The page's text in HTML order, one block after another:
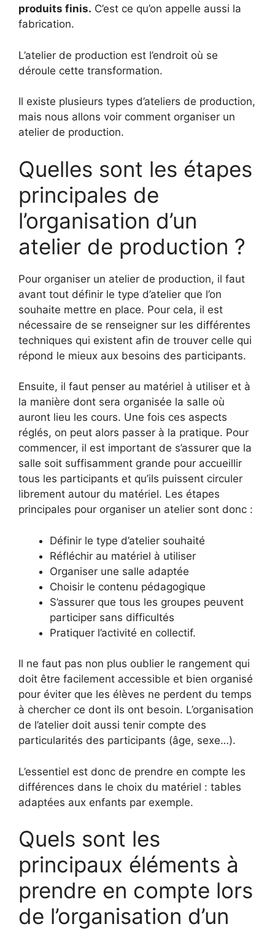
produits finis. C’est ce qu’on appelle aussi la
fabrication.
L’atelier de production est l’endroit où se
déroule cette transformation.
Il existe plusieurs types d’ateliers de production,
mais nous allons voir comment organiser un
atelier de production.
Quelles sont les étapes
principales de
l’organisation d’un
atelier de production ?
Pour organiser un atelier de production, il faut
avant tout définir le type d’atelier que l’on
souhaite mettre en place. Pour cela, il est
nécessaire de se renseigner sur les différentes
techniques qui existent afin de trouver celle qui
répond le mieux aux besoins des participants.
Ensuite, il faut penser au matériel à utiliser et à
la manière dont sera organisée la salle où
auront lieu les cours. Une fois ces aspects
réglés, on peut alors passer à la pratique. Pour
commencer, il est important de s’assurer que la
salle soit suffisamment grande pour accueillir
tous les participants et qu’ils puissent circuler
librement autour du matériel. Les étapes
principales pour organiser un atelier sont donc :
Définir le type d’atelier souhaité
Réfléchir au matériel à utiliser
Organiser une salle adaptée
Choisir le contenu pédagogique
S’assurer que tous les groupes peuvent
participer sans difficultés
Pratiquer l’activité en collectif.
Il ne faut pas non plus oublier le rangement qui
doit être facilement accessible et bien organisé
pour éviter que les élèves ne perdent du temps
à chercher ce dont ils ont besoin. L’organisation
de l’atelier doit aussi tenir compte des
particularités des participants (âge, sexe…).
L’essentiel est donc de prendre en compte les
différences dans le choix du matériel : tables
adaptées aux enfants par exemple.
Quels sont les
principaux éléments à
prendre en compte lors
de l’organisation d’un